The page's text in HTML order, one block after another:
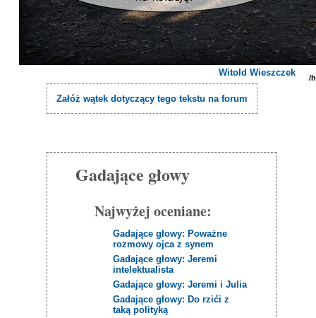
Witold Wieszczek
Załóż wątek dotyczący tego tekstu na forum
Gadające głowy
Najwyżej oceniane:
Gadające głowy: Poważne
rozmowy ojca z synem
Gadające głowy: Jeremi
intelektualista
Gadające głowy: Jeremi i Julia
Gadające głowy: Do rzići z
taką polityką
/